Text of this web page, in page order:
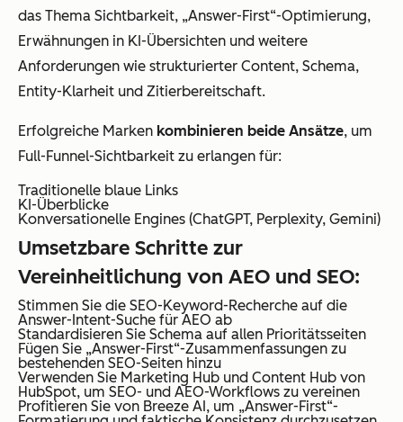
das Thema Sichtbarkeit, „Answer-First“-Optimierung,
Erwähnungen in KI-Übersichten und weitere
Anforderungen wie strukturierter Content, Schema,
Entity-Klarheit und Zitierbereitschaft.
Erfolgreiche Marken kombinieren beide Ansätze, um
Full-Funnel-Sichtbarkeit zu erlangen für:
Traditionelle blaue Links
KI-Überblicke
Konversationelle Engines (ChatGPT, Perplexity, Gemini)
Umsetzbare Schritte zur
Vereinheitlichung von AEO und SEO:
Stimmen Sie die SEO-Keyword-Recherche auf die
Answer-Intent-Suche für AEO ab
Standardisieren Sie Schema auf allen Prioritätsseiten
Fügen Sie „Answer-First“-Zusammenfassungen zu
bestehenden SEO-Seiten hinzu
Verwenden Sie Marketing Hub und Content Hub von
HubSpot, um SEO- und AEO-Workflows zu vereinen
Profitieren Sie von Breeze AI, um „Answer-First“-